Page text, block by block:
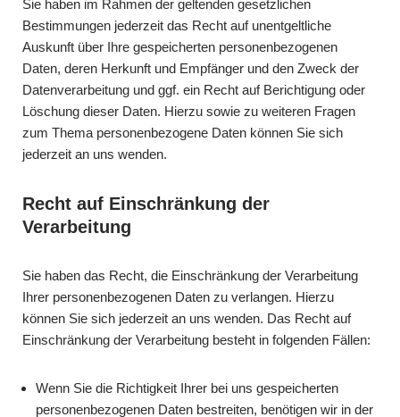
Sie haben im Rahmen der geltenden gesetzlichen
Bestimmungen jederzeit das Recht auf unentgeltliche
Auskunft über Ihre gespeicherten personenbezogenen
Daten, deren Herkunft und Empfänger und den Zweck der
Datenverarbeitung und ggf. ein Recht auf Berichtigung oder
Löschung dieser Daten. Hierzu sowie zu weiteren Fragen
zum Thema personenbezogene Daten können Sie sich
jederzeit an uns wenden.
Recht auf Einschränkung der
Verarbeitung
Sie haben das Recht, die Einschränkung der Verarbeitung
Ihrer personenbezogenen Daten zu verlangen. Hierzu
können Sie sich jederzeit an uns wenden. Das Recht auf
Einschränkung der Verarbeitung besteht in folgenden Fällen:
Wenn Sie die Richtigkeit Ihrer bei uns gespeicherten
personenbezogenen Daten bestreiten, benötigen wir in der